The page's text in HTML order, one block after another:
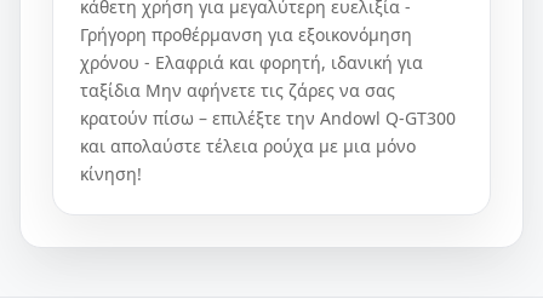
κάθετη χρήση για μεγαλύτερη ευελιξία -
Γρήγορη προθέρμανση για εξοικονόμηση
χρόνου - Ελαφριά και φορητή, ιδανική για
ταξίδια Μην αφήνετε τις ζάρες να σας
κρατούν πίσω – επιλέξτε την Andowl Q-GT300
και απολαύστε τέλεια ρούχα με μια μόνο
κίνηση!